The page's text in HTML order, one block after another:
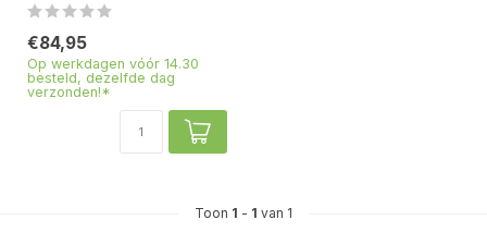
€84,95
Op werkdagen vóór 14.30
besteld, dezelfde dag
verzonden!*
Toon 1 - 1 van 1